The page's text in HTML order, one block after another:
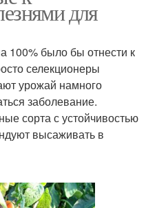
для
100% было бы отнести к
селекционеры
урожай намного
заболевание.
сорта с устойчивостью
высаживать в